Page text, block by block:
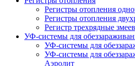
Регистры отопления
Регистры отопления
Регистр трехрядные
УФ-системы для
УФ-системы для
УФ-системы для
Аэролит